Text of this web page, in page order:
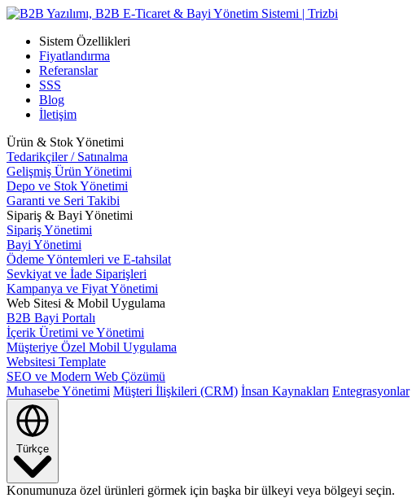
Sistem Özellikleri
Fiyatlandırma
Referanslar
SSS
Blog
İletişim
Ürün & Stok Yönetimi
Tedarikçiler / Satınalma
Gelişmiş Ürün Yönetimi
Depo ve Stok Yönetimi
Garanti ve Seri Takibi
Sipariş & Bayi Yönetimi
Sipariş Yönetimi
Bayi Yönetimi
Ödeme Yöntemleri ve E-tahsilat
Sevkiyat ve İade Siparişleri
Kampanya ve Fiyat Yönetimi
Web Sitesi & Mobil Uygulama
B2B Bayi Portalı
İçerik Üretimi ve Yönetimi
Müşteriye Özel Mobil Uygulama
Websitesi Template
SEO ve Modern Web Çözümü
Muhasebe Yönetimi Müşteri İlişkileri (CRM) İnsan Kaynakları Entegrasyonlar
Türkçe
Konumunuza özel ürünleri görmek için başka bir ülkeyi veya bölgeyi seçin.